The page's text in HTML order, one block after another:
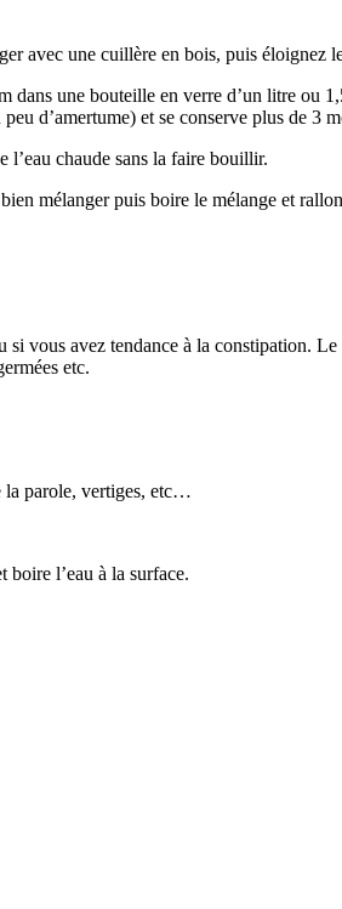
avec une cuillère en bois, puis éloignez
une bouteille en verre d’un litre ou
d’amertume) et se conserve plus de 3
chaude sans la faire bouillir.
mélanger puis boire le mélange et
vous avez tendance à la constipation.
etc.
la parole, vertiges, etc…
boire l’eau à la surface.